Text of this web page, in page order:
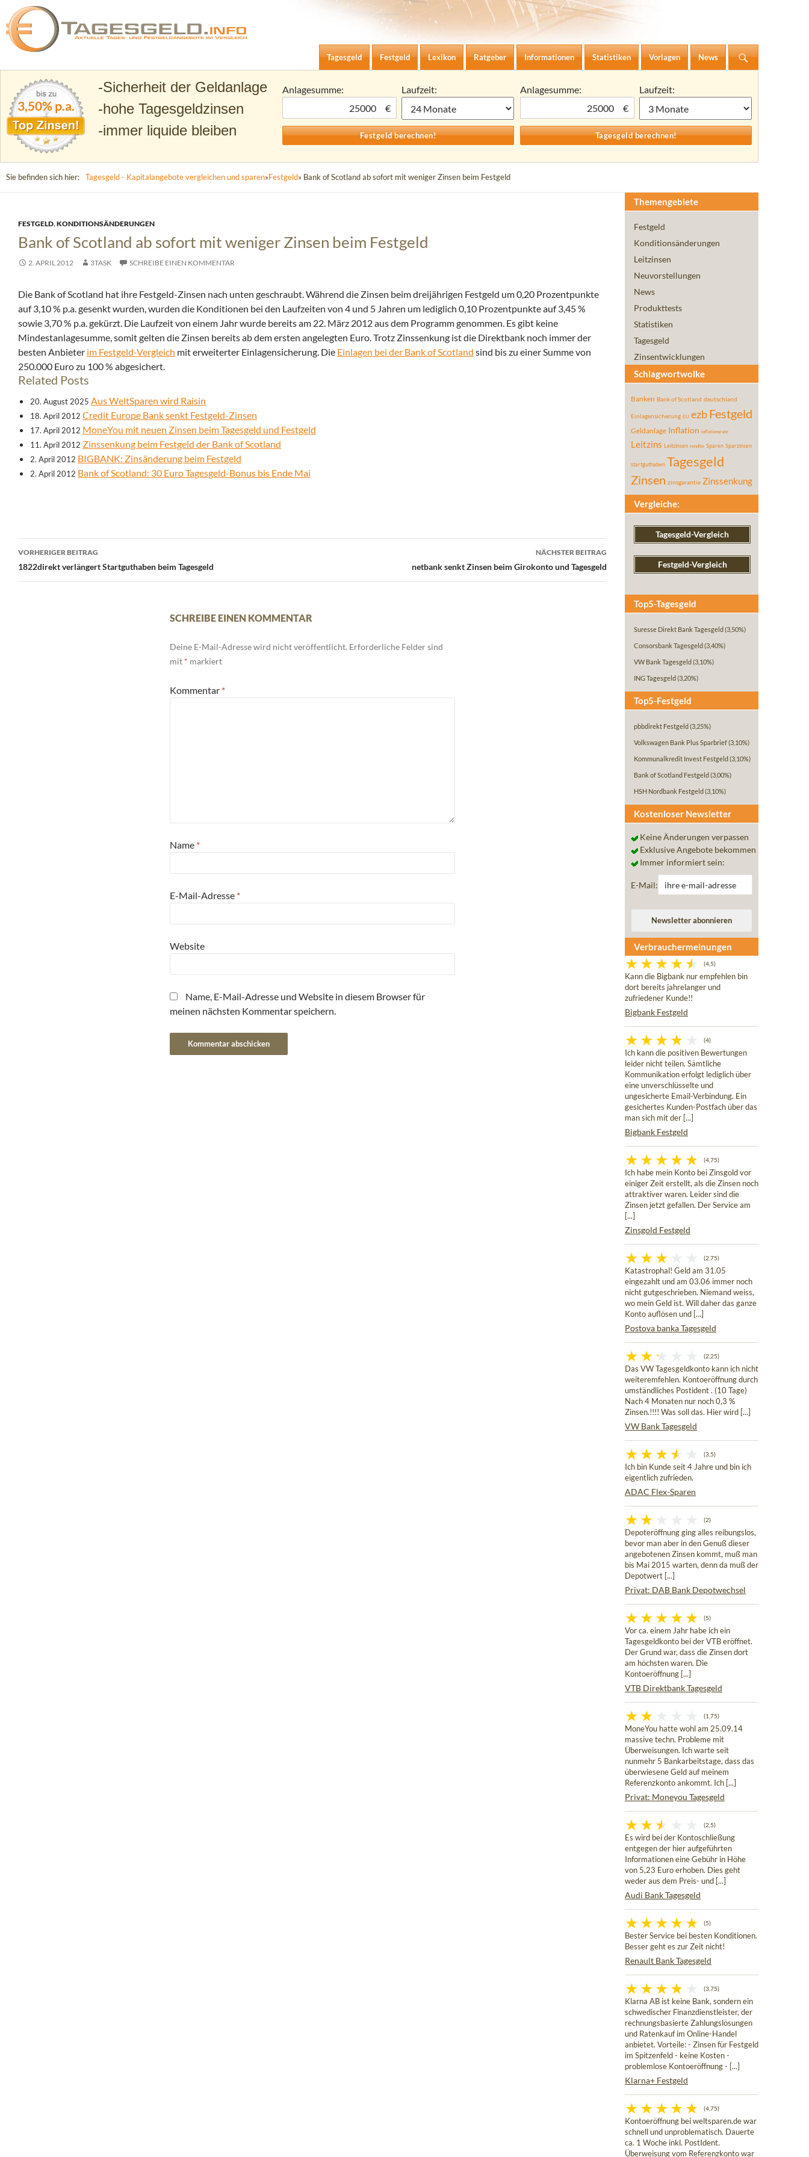
Tagesgeld.info – Tagesgeldkonten vergleichen und Tagesgeld-Zinsen berechnen
Zum Inhalt springen
Tagesgeld
Festgeld Lexikon Ratgeber Informationen Statistiken Vorlagen News
3,50% p.a.
Sicherheit der Geldanlage
hohe Tagesgeldzinsen
immer liquide bleiben
Anlagesumme:
€
Laufzeit:
Anlagesumme:
€
Laufzeit:
Sie befinden sich hier: Tagesgeld - Kapitalangebote vergleichen und sparen»Festgeld» Bank of Scotland ab sofort mit weniger Zinsen beim Festgeld
FESTGELD,KONDITIONSÄNDERUNGEN
Bank of Scotland ab sofort mit weniger Zinsen beim Festgeld
2. APRIL 2012 3TASK SCHREIBE EINEN KOMMENTAR
Die Bank of Scotland hat ihre Festgeld-Zinsen nach unten geschraubt. Während die Zinsen beim dreijährigen Festgeld um 0,20 Prozentpunkte
auf 3,10 % p.a. gesenkt wurden,wurden die Konditionen bei den Laufzeiten von 4 und 5 Jahren um lediglich 0,10 Prozentpunkte auf 3,45 %
sowie 3,70 % p.a. gekürzt. Die Laufzeit von einem Jahr wurde bereits am 22. März 2012 aus dem Programm genommen. Es gibt keine
Mindestanlagesumme, somit gelten die Zinsen bereits ab dem ersten angelegten Euro. Trotz Zinssenkung ist die Direktbank noch immer der
besten Anbieter im Festgeld-Vergleich mit erweiterter Einlagensicherung. Die Einlagen bei der Bank of Scotland sind bis zu einer Summe von
250.000 Euro zu 100 % abgesichert.
Related Posts
20. August 2025 Aus WeltSparen wird Raisin
18. April 2012 Credit Europe Bank senkt Festgeld-Zinsen
17. April 2012 MoneYou mit neuen Zinsen beim Tagesgeld und Festgeld
11. April 2012 Zinssenkung beim Festgeld der Bank of Scotland
2. April 2012 BIGBANK: Zinsänderung beim Festgeld
2. April 2012 Bank of Scotland: 30 Euro Tagesgeld-Bonus bis Ende Mai
Beitrags-
Navigation
VORHERIGER BEITRAG
1822direkt verlängert Startguthaben beim Tagesgeld
NÄCHSTER BEITRAG
netbank senkt Zinsen beim Girokonto und Tagesgeld
SCHREIBE EINEN KOMMENTAR
Deine E-Mail-Adresse wird nicht veröffentlicht. Erforderliche Felder sind
mit * markiert
Kommentar *
Name *
E-Mail-Adresse *
Website
Name, E-Mail-Adresse und Website in diesem Browser für
meinen nächsten Kommentar speichern.
Themengebiete
Festgeld
Konditionsänderungen
Leitzinsen
Neuvorstellungen
News
Produkttests
Statistiken
Tagesgeld
Zinsentwicklungen
Schlagwortwolke
Banken Bank of Scotland deutschland
Einlagensicherung EU ezbFestgeld
Geldanlage Inflation inflationsrate
Leitzins Leitzinsen rendite Sparen Sparzinsen
startguthaben Tagesgeld
Zinsen zinsgarantie Zinssenkung
Vergleiche:
Tagesgeld-Vergleich
Festgeld-Vergleich
Top5-Tagesgeld
Suresse Direkt Bank Tagesgeld (3,50%)
Consorsbank Tagesgeld (3,40%)
VW Bank Tagesgeld (3,10%)
ING Tagesgeld (3,20%)
Top5-Festgeld
pbbdirekt Festgeld (3,25%)
Volkswagen Bank Plus Sparbrief(3,10%)
Kommunalkredit Invest Festgeld (3,10%)
Bank of Scotland Festgeld (3,00%)
HSH Nordbank Festgeld (3,10%)
Kostenloser Newsletter
Keine Änderungen verpassen
Exklusive Angebote bekommen
Immer informiert sein:
E-Mail:
Verbrauchermeinungen
(4,5)
Kann die Bigbank nur empfehlen bin
dort bereits jahrelanger und
zufriedener Kunde!!
Bigbank Festgeld
(4)
Ich kann die positiven Bewertungen
leider nicht teilen. Sämtliche
Kommunikation erfolgt lediglich über
eine unverschlüsselte und
ungesicherte Email-Verbindung. Ein
gesichertes Kunden-Postfach über das
man sich mit der [...]
Bigbank Festgeld
(4,75)
Ich habe mein Konto bei Zinsgold vor
einiger Zeit erstellt, als die Zinsen noch
attraktiver waren. Leider sind die
Zinsen jetzt gefallen. Der Service am
[...]
Zinsgold Festgeld
(2,75)
Katastrophal! Geld am 31.05
eingezahlt und am 03.06 immer noch
nicht gutgeschrieben. Niemand weiss,
wo mein Geld ist. Will daher das ganze
Konto auflösen und [...]
Postova banka Tagesgeld
(2,25)
Das VW Tagesgeldkonto kann ich nicht
weiteremfehlen. Kontoeröffnung durch
umständliches Postident . (10 Tage)
Nach 4 Monaten nur noch 0,3 %
Zinsen.!!!! Was soll das. Hier wird [...]
VW Bank Tagesgeld
(3,5)
Ich bin Kunde seit 4 Jahre und bin ich
eigentlich zufrieden.
ADAC Flex-Sparen
(2)
Depoteröffnung ging alles reibungslos,
bevor man aber in den Genuß dieser
angebotenen Zinsen kommt, muß man
bis Mai 2015 warten, denn da muß der
Depotwert [...]
Privat: DAB Bank Depotwechsel
(5)
Vor ca. einem Jahr habe ich ein
Tagesgeldkonto bei der VTB eröffnet.
Der Grund war, dass die Zinsen dort
am höchsten waren. Die
Kontoeröffnung [...]
VTB Direktbank Tagesgeld
(1,75)
MoneYou hatte wohl am 25.09.14
massive techn. Probleme mit
Überweisungen. Ich warte seit
nunmehr 5 Bankarbeitstage, dass das
überwiesene Geld auf meinem
Referenzkonto ankommt. Ich [...]
Privat: Moneyou Tagesgeld
(2,5)
Es wird bei der Kontoschließung
entgegen der hier aufgeführten
Informationen eine Gebühr in Höhe
von 5,23 Euro erhoben. Dies geht
weder aus dem Preis- und [...]
Audi Bank Tagesgeld
(5)
Bester Service bei besten Konditionen.
Besser geht es zur Zeit nicht!
Renault Bank Tagesgeld
(3,75)
Klarna AB ist keine Bank, sondern ein
schwedischer Finanzdienstleister, der
rechnungsbasierte Zahlungslösungen
und Ratenkauf im Online-Handel
anbietet. Vorteile: - Zinsen für Festgeld
im Spitzenfeld - keine Kosten -
problemlose Kontoeröffnung - [...]
Klarna+ Festgeld
(4,75)
Kontoeröffnung bei weltsparen.de war
schnell und unproblematisch. Dauerte
ca. 1 Woche inkl. PostIdent.
Überweisung vom Referenzkonto war